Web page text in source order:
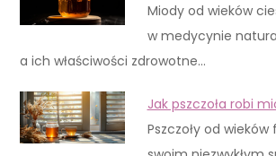
Miody od wieków
w medycynie
a ich właściwości zdrowotne…
Jak pszczoła robi
Pszczoły od